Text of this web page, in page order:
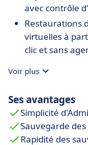
avec contrôle
Restaurations
virtuelles à
clic et sans
de travail cloud
création de
bibliothèques
Mises à niveau
Voir plus
Ses avantages
Simplicité
Sauvegarde
Rapidité des